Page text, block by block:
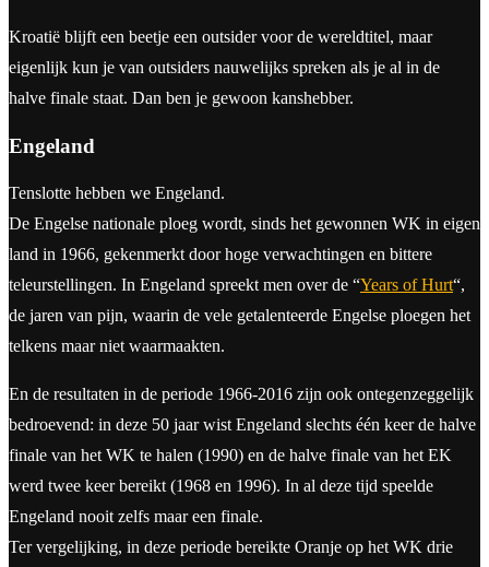
Kroatië blijft een beetje een outsider voor de wereldtitel, maar
eigenlijk kun je van outsiders nauwelijks spreken als je al in de
halve finale staat. Dan ben je gewoon kanshebber.
Engeland
Tenslotte hebben we Engeland.
De Engelse nationale ploeg wordt, sinds het gewonnen WK in eigen
land in 1966, gekenmerkt door hoge verwachtingen en bittere
teleurstellingen. In Engeland spreekt men over de “Years of Hurt“,
de jaren van pijn, waarin de vele getalenteerde Engelse ploegen het
telkens maar niet waarmaakten.
En de resultaten in de periode 1966-2016 zijn ook ontegenzeggelijk
bedroevend: in deze 50 jaar wist Engeland slechts één keer de halve
finale van het WK te halen (1990) en de halve finale van het EK
werd twee keer bereikt (1968 en 1996). In al deze tijd speelde
Engeland nooit zelfs maar een finale.
Ter vergelijking, in deze periode bereikte Oranje op het WK drie